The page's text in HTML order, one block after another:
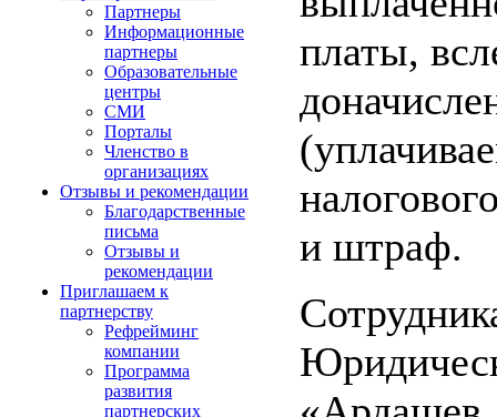
Партнеры
Информационные
партнеры
Образовательные
центры
СМИ
Порталы
Членство в
организациях
Отзывы и рекомендации
Благодарственные
письма
Отзывы и
рекомендации
Приглашаем к
партнерству
Рефрейминг
компании
Программа
развития
партнерских
платы,
и штраф.